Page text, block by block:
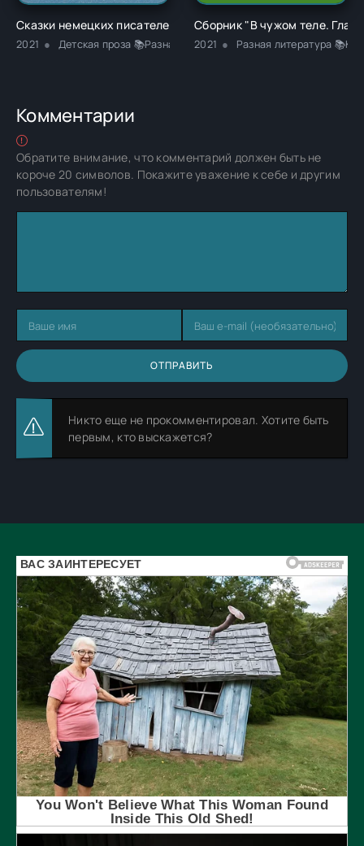
Сказки немецких писателей - Новалис
2021 Детская проза 📚Разная литература
Сборник "В чужом теле.
2021 Разная литература
Комментарии
Обратите внимание, что комментарий должен быть не
короче 20 символов. Покажите уважение к себе и другим
пользователям!
ОТПРАВИТЬ
Никто еще не прокомментировал. Хотите быть
первым, кто выскажется?